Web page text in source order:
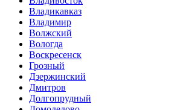
Владикавказ
Владимир
Волжский
Вологда
Воскресенск
Грозный
Дзержинский
Дмитров
Долгопрудный